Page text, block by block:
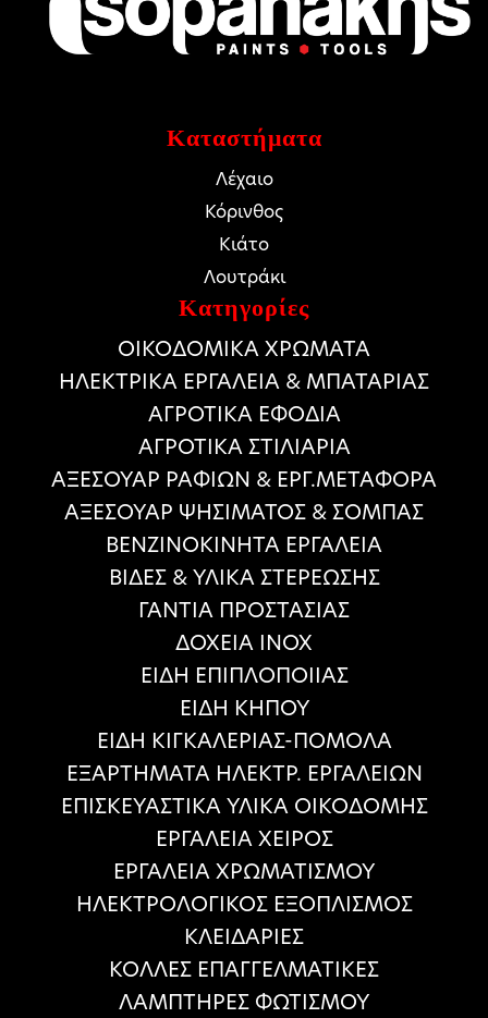
Καταστήματα
Λέχαιο
Κόρινθος
Κιάτο
Λουτράκι
Κατηγορίες
ΟΙΚΟΔΟΜΙΚΑ ΧΡΩΜΑΤΑ
HΛΕΚΤΡΙΚΑ ΕΡΓΑΛΕΙΑ & ΜΠΑΤΑΡΙΑΣ
ΑΓΡΟΤΙΚΑ ΕΦΟΔΙΑ
ΑΓΡΟΤΙΚΑ ΣΤΙΛΙΑΡΙΑ
ΑΞΕΣΟΥΑΡ ΡΑΦΙΩΝ & ΕΡΓ.ΜΕΤΑΦΟΡΑ
ΑΞΕΣΟΥΑΡ ΨΗΣΙΜΑΤΟΣ & ΣΟΜΠΑΣ
ΒΕΝΖΙΝΟΚΙΝΗΤΑ ΕΡΓΑΛΕΙΑ
ΒΙΔΕΣ & ΥΛΙΚΑ ΣΤΕΡΕΩΣΗΣ
ΓΑΝΤΙΑ ΠΡΟΣΤΑΣΙΑΣ
ΔΟΧΕΙΑ ΙΝΟΧ
ΕΙΔΗ ΕΠΙΠΛΟΠΟΙΙΑΣ
ΕΙΔΗ ΚΗΠΟΥ
ΕΙΔΗ ΚΙΓΚΑΛΕΡΙΑΣ-ΠΟΜΟΛΑ
ΕΞΑΡΤΗΜΑΤΑ ΗΛΕΚΤΡ. ΕΡΓΑΛΕΙΩΝ
ΕΠΙΣΚΕΥΑΣΤΙΚΑ ΥΛΙΚΑ ΟΙΚΟΔΟΜΗΣ
ΕΡΓΑΛΕΙΑ ΧΕΙΡΟΣ
ΕΡΓΑΛΕΙΑ ΧΡΩΜΑΤΙΣΜΟΥ
ΗΛΕΚΤΡΟΛΟΓΙΚΟΣ ΕΞΟΠΛΙΣΜΟΣ
ΚΛΕΙΔΑΡΙΕΣ
ΚΟΛΛΕΣ ΕΠΑΓΓΕΛΜΑΤΙΚΕΣ
ΛΑΜΠΤΗΡΕΣ ΦΩΤΙΣΜΟΥ